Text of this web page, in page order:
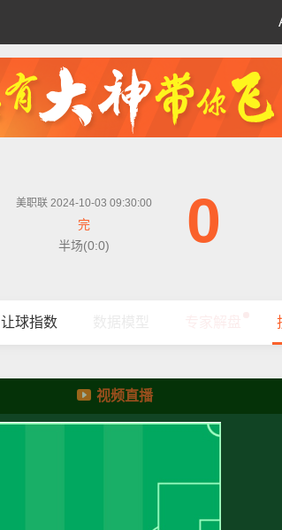
0
美职联 2024-10-03 09:30:00
完
半场(0:0)
让球指数
视频直播